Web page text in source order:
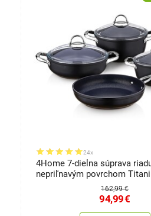
24x
4Home 7-dielna súprava
nepriľnavým povrchom
162,99 €
94,99€